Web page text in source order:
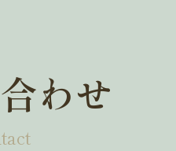
わせ